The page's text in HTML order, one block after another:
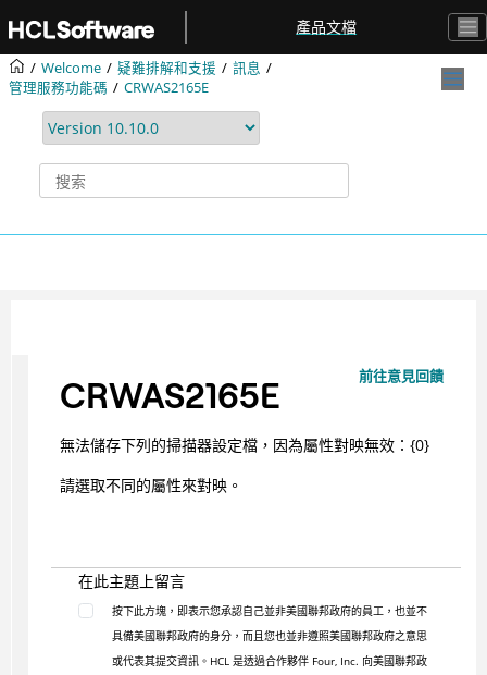
產品文檔
Welcome 疑難排解和支援
訊息
管理服務功能碼
CRWAS2165E
前往意見回饋
CRWAS2165E
無法儲存下列的掃描器設定檔，因為屬性對映無效：{0}
請選取不同的屬性來對映。
在此主題上留言
按下此方塊，即表示您承認自己並非美國聯邦政府的員工，也並不
具備美國聯邦政府的身分，而且您也並非遵照美國聯邦政府之意思
或代表其提交資訊。HCL 是透過合作夥伴 Four, Inc. 向美國聯邦政